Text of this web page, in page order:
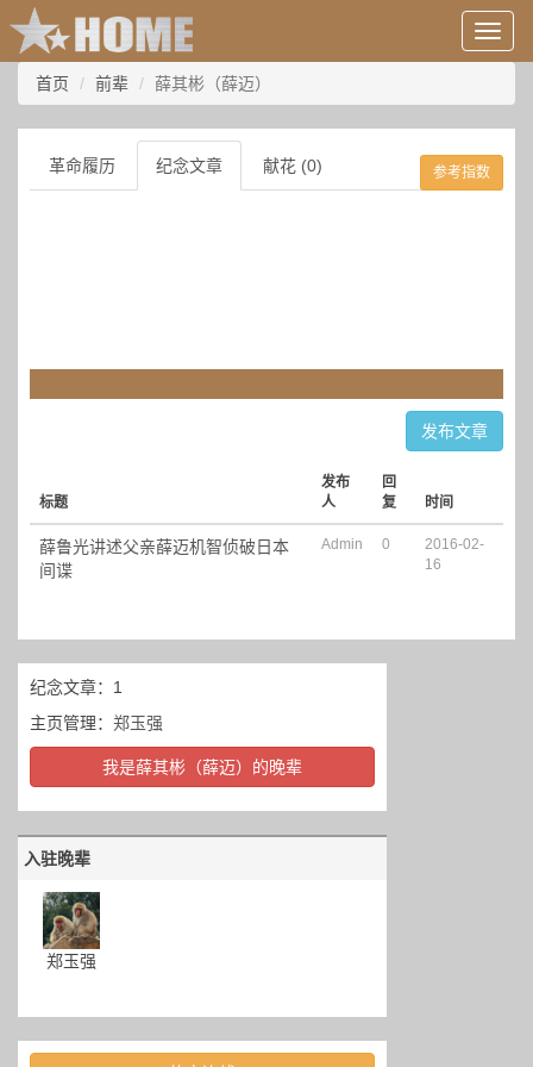
用
户
息/
登
录
等
首页 前辈 薛其彬（薛迈）
革命履历 纪念文章 献花 (0) 参考指数
发布文章
标题
发布
人
回
复
时间
薛鲁光讲述父亲薛迈机智侦破日本
间谍
Admin 0
2016-02-
16
纪念文章：1
主页管理： 郑玉强
我是薛其彬（薛迈）的晚辈
入驻晚辈
郑玉强